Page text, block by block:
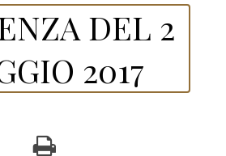
DEL 2
2017